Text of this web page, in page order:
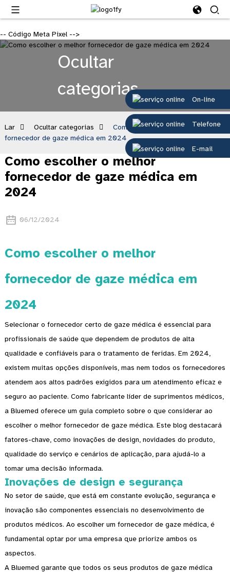
-- Código Meta Pixel -->
On-line
Telefone
E-mail
Ocultar
categorias
Lar Ocultar categorias
Como escolher o melhor
fornecedor de gaze médica em 2024
Como escolher o melhor
fornecedor de gaze médica em
2024
06/12/2024
Como escolher o melhor
fornecedor de gaze médica em
2024
Selecionar o fornecedor certo de gaze médica é essencial para
profissionais de saúde que dependem de produtos de alta
qualidade e confiáveis ​​para o tratamento de feridas. Em 2024,
existem muitas opções disponíveis, mas nem todos os fornecedores
atendem aos altos padrões exigidos para um atendimento eficaz e
seguro ao paciente. Como fabricante líder de suprimentos médicos,
a Bluemed ​​oferece um guia completo sobre o que considerar ao
escolher o melhor fornecedor de gaze médica. Este blog destacará
fatores-chave, como inovações de design, novidades do produto,
qualidade do serviço e cenários de aplicação, para ajudá-lo a
tomar uma decisão informada.
Inovações de design e segurança
No setor de saúde, que está em constante evolução, segurança e
inovação são componentes essenciais no desenvolvimento de
produtos médicos. Ao escolher um fornecedor de gaze médica, é
fundamental optar por uma empresa que priorize ambos os
aspectos.
A Bluemed ​​garante que todos os seus produtos de gaze médica